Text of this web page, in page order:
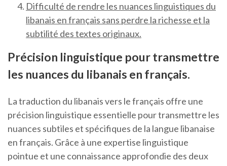
Difficulté de rendre les nuances linguistiques du
libanais en français sans perdre la richesse et la
subtilité des textes originaux.
Précision linguistique pour transmettre
les nuances du libanais en français.
La traduction du libanais vers le français offre une
précision linguistique essentielle pour transmettre les
nuances subtiles et spécifiques de la langue libanaise
en français. Grâce à une expertise linguistique
pointue et une connaissance approfondie des deux